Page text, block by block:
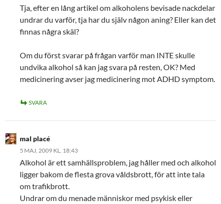
Tja, efter en lång artikel om alkoholens bevisade nackdelar
undrar du varför, tja har du själv någon aning? Eller kan det
finnas några skäl?
Om du först svarar på frågan varför man INTE skulle
undvika alkohol så kan jag svara på resten, OK? Med
medicinering avser jag medicinering mot ADHD symptom.
SVARA
mal placé
5 MAJ, 2009 KL. 18:43
Alkohol är ett samhällsproblem, jag håller med och alkohol
ligger bakom de flesta grova våldsbrott, för att inte tala
om trafikbrott.
Undrar om du menade människor med psykisk eller